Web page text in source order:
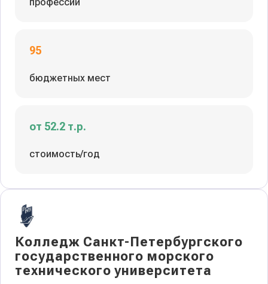
95
бюджетных мест
от 52.2 т.р.
стоимость/год
Колледж Санкт-Петербургского
государственного морского
технического университета